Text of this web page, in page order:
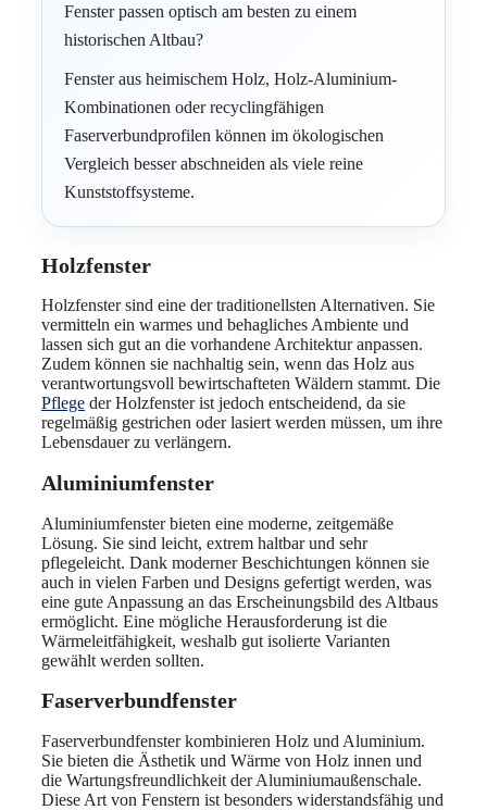
Fenster passen optisch am besten zu einem
historischen Altbau?
Fenster aus heimischem Holz, Holz-Aluminium-
Kombinationen oder recyclingfähigen
Faserverbundprofilen können im ökologischen
Vergleich besser abschneiden als viele reine
Kunststoffsysteme.
Holzfenster
Holzfenster sind eine der traditionellsten Alternativen. Sie
vermitteln ein warmes und behagliches Ambiente und
lassen sich gut an die vorhandene Architektur anpassen.
Zudem können sie nachhaltig sein, wenn das Holz aus
verantwortungsvoll bewirtschafteten Wäldern stammt. Die
Pflege der Holzfenster ist jedoch entscheidend, da sie
regelmäßig gestrichen oder lasiert werden müssen, um ihre
Lebensdauer zu verlängern.
Aluminiumfenster
Aluminiumfenster bieten eine moderne, zeitgemäße
Lösung. Sie sind leicht, extrem haltbar und sehr
pflegeleicht. Dank moderner Beschichtungen können sie
auch in vielen Farben und Designs gefertigt werden, was
eine gute Anpassung an das Erscheinungsbild des Altbaus
ermöglicht. Eine mögliche Herausforderung ist die
Wärmeleitfähigkeit, weshalb gut isolierte Varianten
gewählt werden sollten.
Faserverbundfenster
Faserverbundfenster kombinieren Holz und Aluminium.
Sie bieten die Ästhetik und Wärme von Holz innen und
die Wartungsfreundlichkeit der Aluminiumaußenschale.
Diese Art von Fenstern ist besonders widerstandsfähig und